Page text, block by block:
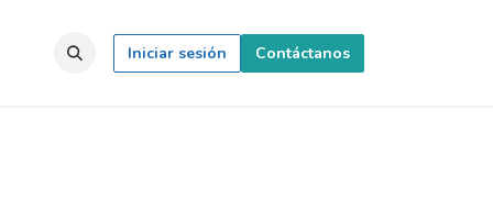
Portal del Cliente
Iniciar sesión Contáctanos